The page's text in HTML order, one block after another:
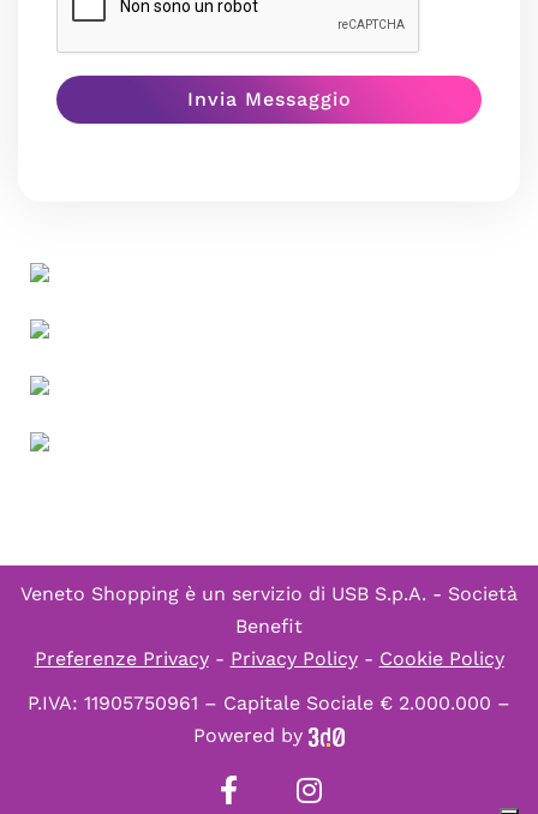
Veneto Shopping è un servizio di USB S.p.A. - Società
Benefit
Preferenze Privacy- Privacy Policy- Cookie Policy
P.IVA: 11905750961 – Capitale Sociale € 2.000.000 –
Powered by